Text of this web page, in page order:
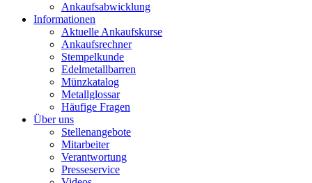
Ankaufsabwicklung
Informationen
Aktuelle Ankaufskurse
Ankaufsrechner
Stempelkunde
Edelmetallbarren
Münzkatalog
Metallglossar
Häufige Fragen
Über uns
Stellenangebote
Mitarbeiter
Verantwortung
Presseservice